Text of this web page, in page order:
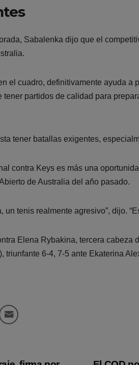
Sabalenka dijo que el
el cuadro, definitivamente ayuda a
tener partidos de calidad para
tener batallas exigentes,
contra Keys es más una
de Australia del año pasado.
un tenis realmente agresivo”, dijo.
Elena Rybakina, tercera cabeza
triunfante 6-4, 7-5 ante Ekaterina